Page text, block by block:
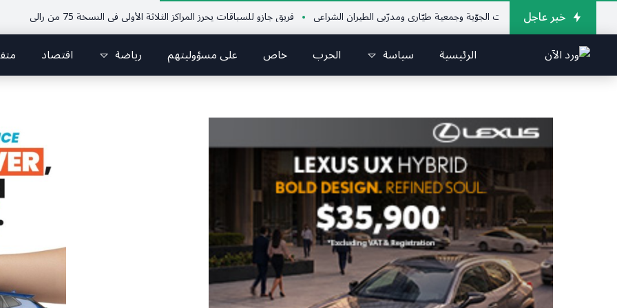
خبر عاجل
اللبناني للرياضات الجوّية وجمعية طيّاري ومدرّبي الطيران الشراعي فريق جازو للسباقات يحرز المراكز الثلاثة الأولى في النسخة 75 من رالي فنلندا
الرئيسية سياسة الحرب خاص على مسؤوليتهم رياضة اقتصاد